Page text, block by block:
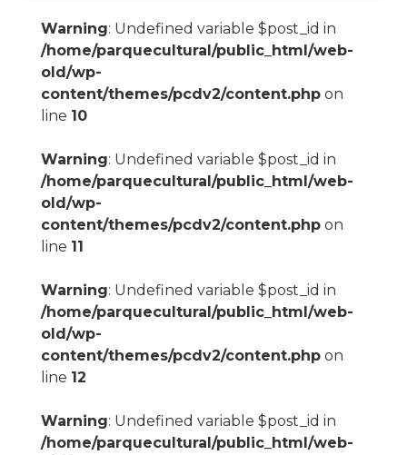
Warning: Undefined variable $post_id in
/home/parquecultural/public_html/web-
old/wp-
content/themes/pcdv2/content.phpon
line 10
Warning: Undefined variable $post_id in
/home/parquecultural/public_html/web-
old/wp-
content/themes/pcdv2/content.phpon
line 11
Warning: Undefined variable $post_id in
/home/parquecultural/public_html/web-
old/wp-
content/themes/pcdv2/content.phpon
line 12
Warning: Undefined variable $post_id in
/home/parquecultural/public_html/web-